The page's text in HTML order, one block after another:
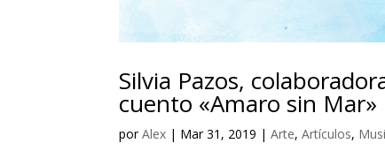
Silvia Pazos,
cuento «Amaro sin Mar»
porAlex | Mar 31, 2019 |Arte,Artículos,